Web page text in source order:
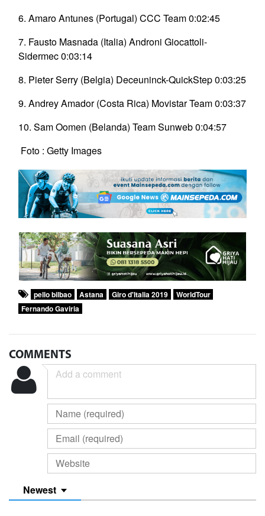
6. Amaro Antunes (Portugal) CCC Team 0:02:45
7. Fausto Masnada (Italia) Androni Giocattoli-
Sidermec 0:03:14
8. Pieter Serry (Belgia) Deceuninck-QuickStep 0:03:25
9. Andrey Amador (Costa Rica) Movistar Team 0:03:37
10. Sam Oomen (Belanda) Team Sunweb 0:04:57
Foto : Getty Images
pello bilbao Astana Giro d'Italia 2019
WorldTour
Fernando Gaviria
COMMENTS
Newest